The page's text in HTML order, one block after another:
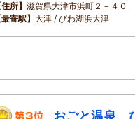
所】 滋賀県大津市浜町２－４０
寄駅】 大津 / びわ湖浜大津